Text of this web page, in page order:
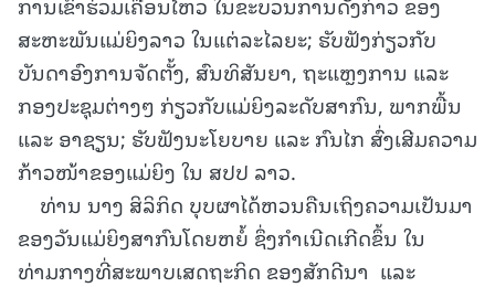
ສະຫະພັນແມ່ຍິງລາວ ໃນແຕ່ລະໄລຍະ; ຮັບຟັງກ່ຽວກັບ
ບັນດາອົງການຈັດຕັ້ງ, ສົນທິສັນຍາ, ຖະແຫຼງການ ແລະ
ກອງປະຊຸມຕ່າງໆ ກ່ຽວກັບແມ່ຍິງລະດັບສາກົນ, ພາກພື້ນ
ແລະ ອາຊຽນ; ຮັບຟັງນະໂຍບາຍ ແລະ ກົນໄກ ສົ່ງເສີມຄວາມ
ກ້າວໜ້າຂອງແມ່ຍິງ ໃນ ສປປ ລາວ.
ທ່ານ ນາງ ສິລິກິດ ບຸບຜາໄດ້ຫວນຄືນເຖິງຄວາມເປັນມາ
ຂອງວັນແມ່ຍິງສາກົນໂດຍຫຍໍ້ ຊຶ່ງກຳເນີດເກີດຂຶ້ນ ໃນ
ທ່າມກາງທີ່ສະພາບເສດຖະກິດ ຂອງສັກດີນາ ແລະ